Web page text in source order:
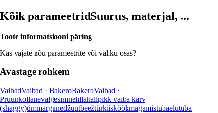
Kõik parameetridSuurus, materjal, ...
Toote informatsiooni päring
Kas vajate nõu parameetrite või valiku osas?
Avastage rohkem
VaibadVaibad · BakeroBakeroVaibad ·
Pruunkollanevalgesininelillahallpikk vaiba karv
(shaggy)ümmargunedžuutbeežtürkiisköökmagamistubaelutuba